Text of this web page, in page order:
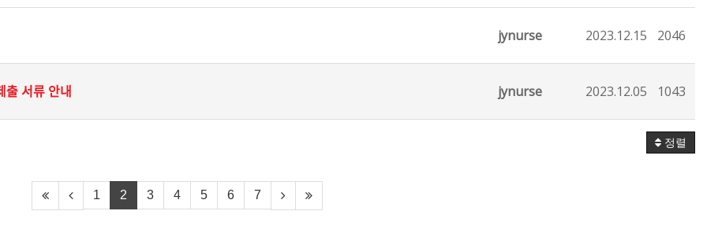
jynurse 2023.12.15 2046
출 서류 안내 jynurse 2023.12.05 1043
정렬
1 2 3 4 5 6 7